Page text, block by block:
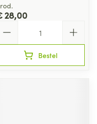
28,00
Bestel